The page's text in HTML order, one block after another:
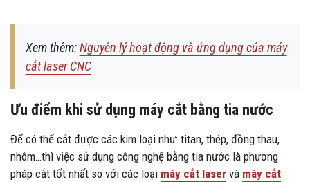
Xem thêm:Nguyên lý hoạt động và ứng dụng của máy
cắt laser CNC
Ưu điểm khi sử dụng máy cắt bằng tia nước
Để có thể cắt được các kim loại như: titan, thép, đồng thau,
nhôm…thì việc sử dụng công nghệ bằng tia nước là phương
pháp cắt tốt nhất so với các loại máy cắt laser và máy cắt